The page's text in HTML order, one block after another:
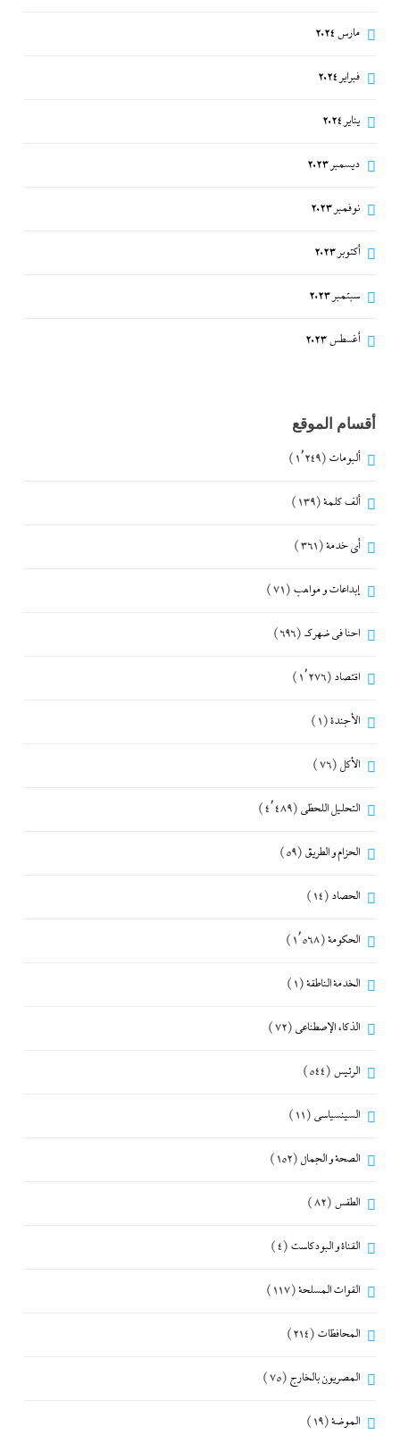
مارس 2024
فبراير 2024
يناير 2024
ديسمبر 2023
نوفمبر 2023
أكتوبر 2023
سبتمبر 2023
أغسطس 2023
أقسام الموقع
ألبومات (1٬249)
ألف كلمة(139)
أي خدمة(361)
إبداعات و مواهب (71)
احنا في ضهرك (696)
اقتصاد (1٬276)
الأجندة(1)
الأكل (76)
التحليل اللحظي (4٬489)
الحزام و الطريق (59)
الحصاد (14)
الحكومة(1٬568)
الخدمة الناطقة(1)
الذكاء الإصطناعي (72)
الرئيس (544)
السينسياسي (11)
الصحة و الجمال (152)
الطقس (82)
القناة و البودكاست (4)
القوات المسلحة(117)
المحافظات (214)
المصريون بالخارج (75)
الموضة(19)